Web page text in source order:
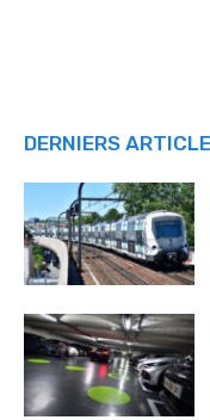
DERNIERS